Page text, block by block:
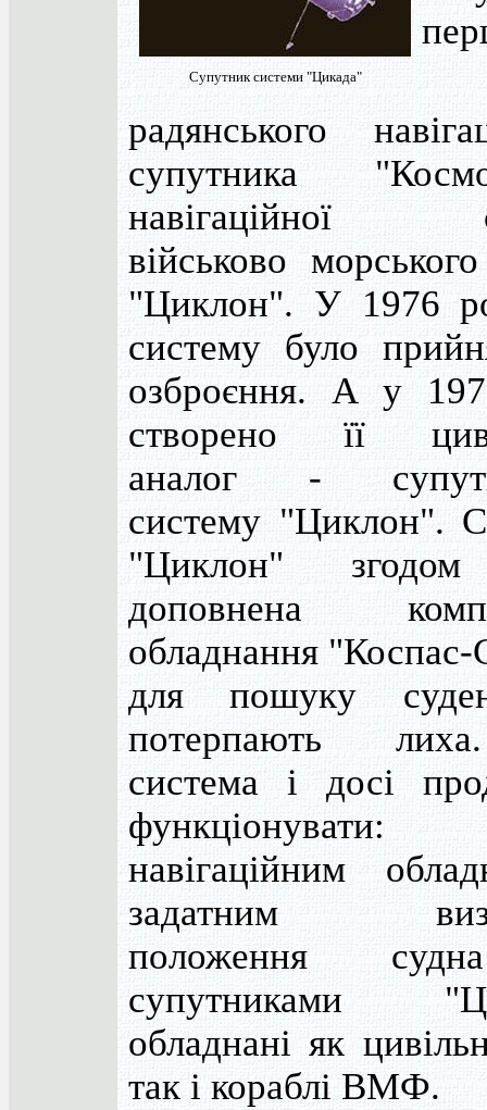
Супутник системи "Цикада"
радянського
супутника
навігаційної
військово
"Циклон". У 1976
систему було
озброєння. А у
створено її
аналог -
систему "Циклон".
"Циклон"
доповнена
обладнання "Коспас-
для пошуку
потерпають
система і досі
функціонувати:
навігаційним
задатним
положення
супутниками
обладнані як
так і кораблі ВМФ.